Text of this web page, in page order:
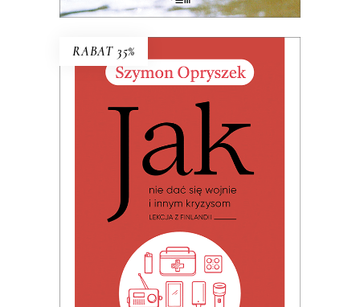
RABAT 35%
JAK NIE DAĆ SIĘ WOJNIE I
INNYM KRYZYSOM. LEKCJA Z
FINLANDII
Premiera 19 czerwca 2026
49.99 zł 32.49
KSIĄŻKA DO KOSZYKA